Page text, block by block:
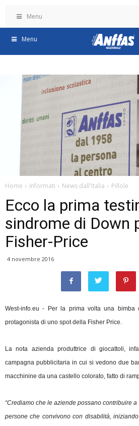
Menu
Menu
Home Informati News dall'Italia Pillole
Ecco la prima
sindrome di Down
Fisher-Price
4 novembre 2016
West-info.eu - Per la prima volta una
protagonista di uno spot della Fisher Price.
La nota azienda produttrice di giocattoli,
campagna pubblicitaria in cui si vedono due
macchinine da una castello colorato, fatto di
“Crediamo che le aziende possano contribuire
persone che convivono con disabilità,